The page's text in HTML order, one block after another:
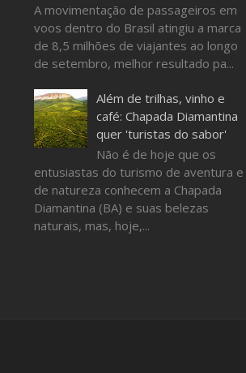
A movimentação de passageiros em
voos dentro do Brasil atingiu a marca
de 8,5 milhões de viajantes ao longo
de setembro, melhor resultado pa...
Além de trilhas, vinho e
café: Chapada Diamantina
quer 'turistas do sabor'
Não é de hoje que os
entusiastas do turismo de aventura e
de natureza conhecem a Chapada
Diamantina (BA) e suas belezas
naturais, mas, hoje,...